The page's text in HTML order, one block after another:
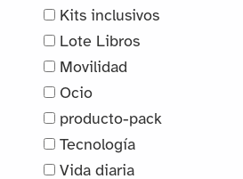
Kits inclusivos
Lote Libros
Movilidad
Ocio
producto-pack
Tecnología
Vida diaria